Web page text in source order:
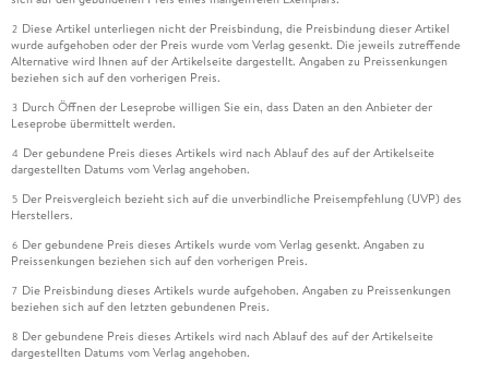
2 Diese Artikel unterliegen nicht der Preisbindung, die Preisbindung dieser Artikel
wurde aufgehoben oder der Preis wurde vom Verlag gesenkt. Die jeweils zutreffende
Alternative wird Ihnen auf der Artikelseite dargestellt. Angaben zu Preissenkungen
beziehen sich auf den vorherigen Preis.
3 Durch Öffnen der Leseprobe willigen Sie ein, dass Daten an den Anbieter der
Leseprobe übermittelt werden.
4 Der gebundene Preis dieses Artikels wird nach Ablauf des auf der Artikelseite
dargestellten Datums vom Verlag angehoben.
5 Der Preisvergleich bezieht sich auf die unverbindliche Preisempfehlung (UVP) des
Herstellers.
6 Der gebundene Preis dieses Artikels wurde vom Verlag gesenkt. Angaben zu
Preissenkungen beziehen sich auf den vorherigen Preis.
7 Die Preisbindung dieses Artikels wurde aufgehoben. Angaben zu Preissenkungen
beziehen sich auf den letzten gebundenen Preis.
8 Der gebundene Preis dieses Artikels wird nach Ablauf des auf der Artikelseite
dargestellten Datums vom Verlag angehoben.